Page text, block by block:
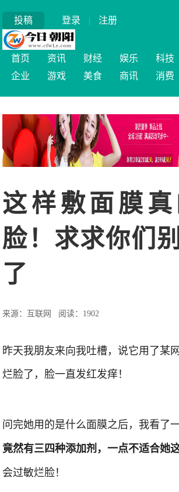
投稿 登录 | 注册
首页 资讯 财经 娱乐 科技
企业
游戏 美食 商讯 消费
这样敷面膜
脸！求求你们
了
来源：互联网 阅读：1902
昨天我朋友来向我吐槽，说它用了某
烂脸了，脸一直发红发痒！
问完她用的是什么面膜之后，我看了
竟然有三四种添加剂，一点不适合她
会过敏烂脸！